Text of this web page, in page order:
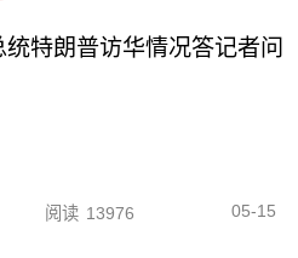
特朗普访华情况答记者问
阅读 13976 05-15